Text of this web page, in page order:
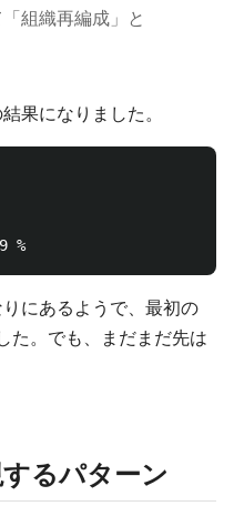
組織再編成」と
果になりました。
にあるようで、最初の
た。でも、まだまだ先は
るパターン